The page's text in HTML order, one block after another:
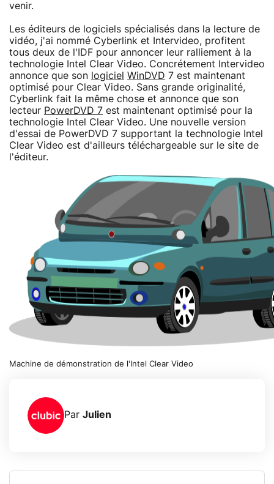
venir.
Les éditeurs de logiciels spécialisés dans la lecture de
vidéo, j'ai nommé Cyberlink et Intervideo, profitent
tous deux de l'IDF pour annoncer leur ralliement à la
technologie Intel Clear Video. Concrétement Intervideo
annonce que son logiciel WinDVD 7 est maintenant
optimisé pour Clear Video. Sans grande originalité,
Cyberlink fait la même chose et annonce que son
lecteur PowerDVD 7 est maintenant optimisé pour la
technologie Intel Clear Video. Une nouvelle version
d'essai de PowerDVD 7 supportant la technologie Intel
Clear Video est d'ailleurs téléchargeable sur le site de
l'éditeur.
Machine de démonstration de l'Intel Clear Video
Par Julien